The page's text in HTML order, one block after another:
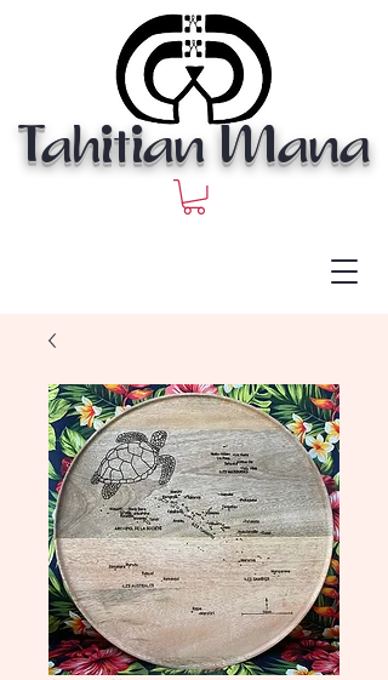
Tahitian Mana